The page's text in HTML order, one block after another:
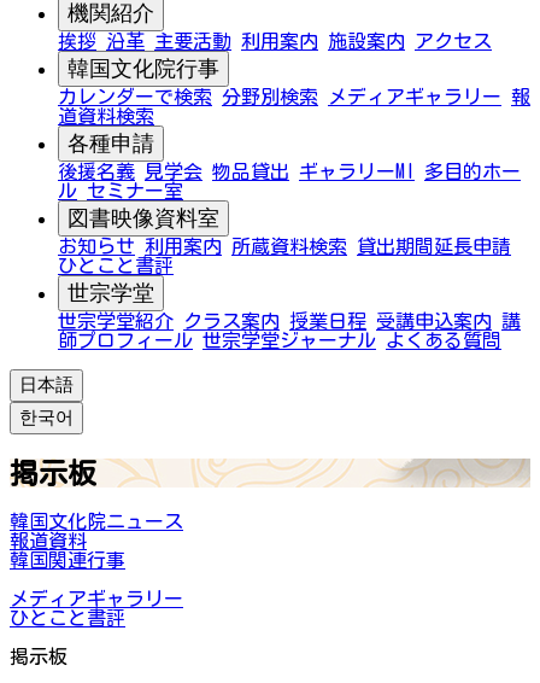
機関紹介
挨拶 沿革 主要活動 利用案内 施設案内 アクセス
韓国文化院行事
カレンダーで検索 分野別検索 メディアギャラリー 報
道資料検索
各種申請
後援名義 見学会 物品貸出 ギャラリーMI
多目的ホー
ル セミナー室
図書映像資料室
お知らせ 利用案内 所蔵資料検索
貸出期間延長申請
ひとこと書評
世宗学堂
世宗学堂紹介 クラス案内 授業日程 受講申込案内 講
師プロフィール 世宗学堂ジャーナル よくある質問
日本語
한국어
掲示板
韓国文化院ニュース
報道資料
韓国関連行事
メディアギャラリー
ひとこと書評
掲示板